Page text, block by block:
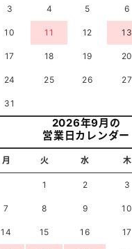
3 4 5 6
10 11 12 13
17 18 19 20
24 25 26 27
31
2026年9月の
営業日カレンダー
月 火 水 木
1 2 3
7 8 9 10
14 15 16 17